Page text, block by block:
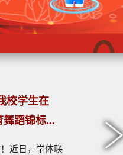
校学生在
舞蹈锦标...
近日，学体联